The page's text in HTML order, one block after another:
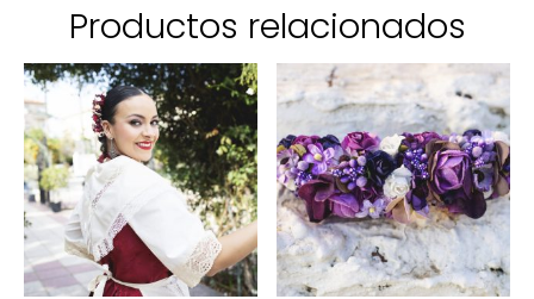
Productos relacionados